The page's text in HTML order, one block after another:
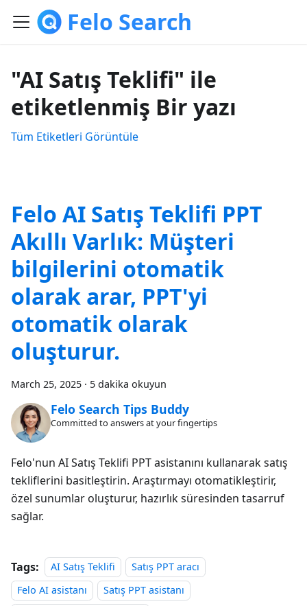
Felo Search
"AI Satış Teklifi" ile
etiketlenmiş Bir yazı
Tüm Etiketleri Görüntüle
Felo AI Satış Teklifi PPT
Akıllı Varlık: Müşteri
bilgilerini otomatik
olarak arar, PPT'yi
otomatik olarak
oluşturur.
March 25, 2025 · 5 dakika okuyun
Felo Search Tips Buddy
Committed to answers at your fingertips
Felo'nun AI Satış Teklifi PPT asistanını kullanarak satış
tekliflerini basitleştirin. Araştırmayı otomatikleştirir,
özel sunumlar oluşturur, hazırlık süresinden tasarruf
sağlar.
Tags: AI Satış Teklifi
Satış PPT aracı
Felo AI asistanı
Satış PPT asistanı